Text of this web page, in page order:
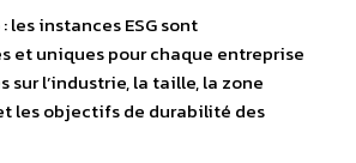
: les instances ESG sont
et uniques pour chaque entreprise
sur l’industrie, la taille, la zone
les objectifs de durabilité des